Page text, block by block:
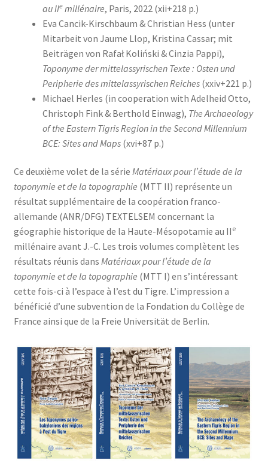
au IIemillénaire, Paris, 2022 (xii+218 p.)
Eva Cancik-Kirschbaum & Christian Hess (unter
Mitarbeit von Jaume Llop, Kristina Cassar; mit
Beiträgen von Rafał Koliński & Cinzia Pappi),
Toponyme der mittelassyrischen Texte : Osten und
Peripherie des mittelassyrischen Reiches(xxiv+221 p.)
Michael Herles (in cooperation with Adelheid Otto,
Christoph Fink & Berthold Einwag), The Archaeology
of the Eastern Tigris Region in the Second Millennium
BCE: Sites and Maps(xvi+87 p.)
Ce deuxième volet de la série Matériauxpour l’étude de la
toponymie et de la topographie (MTT II) représente un
résultat supplémentaire de la coopération franco-
allemande (ANR/DFG) TEXTELSEM concernant la
géographie historique de la Haute-Mésopotamie au II e
millénaire avant J.-C. Les trois volumes complètent les
résultats réunis dans Matériaux pour l’étude de la
toponymie et de la topographie (MTT I) en s’intéressant
cette fois-ci à l’espace à l’est du Tigre. L’impression a
bénéficié d’une subvention de la Fondation du Collège de
France ainsi que de la Freie Universität de Berlin.